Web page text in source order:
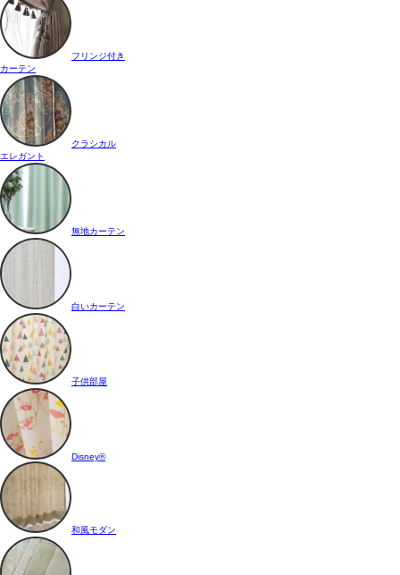
フリンジ付き
カーテン
クラシカル
エレガント
無地カーテン
白いカーテン
子供部屋
Disney®
和風モダン